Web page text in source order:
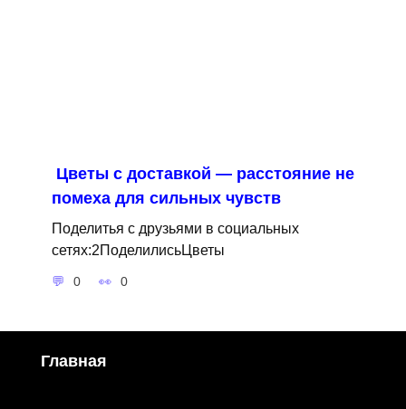
Цветы с доставкой — расстояние не
помеха для сильных чувств
Поделитья с друзьями в социальных
сетях:2ПоделилисьЦветы
0 0
Главная